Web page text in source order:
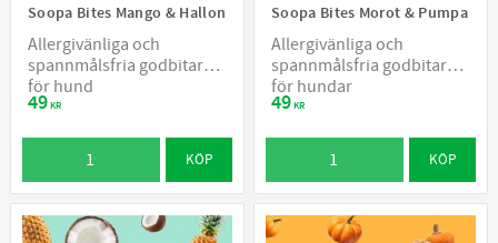
Soopa Bites Mango & Hallon
Allergivänliga och
spannmålsfria godbitar
för hund
49KR
KÖP
Soopa Bites Morot & Pumpa
Allergivänliga och
spannmålsfria godbitar
för hundar
49KR
KÖP